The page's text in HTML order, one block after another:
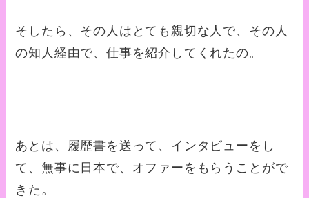
そしたら、その人はとても親切な人で、その人
の知人経由で、仕事を紹介してくれたの。
あとは、履歴書を送って、インタビューをし
て、無事に日本で、オファーをもらうことがで
きた。